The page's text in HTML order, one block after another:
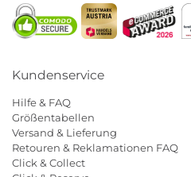
Kundenservice
Hilfe & FAQ
Größentabellen
Versand & Lieferung
Retouren & Reklamationen FAQ
Click & Collect